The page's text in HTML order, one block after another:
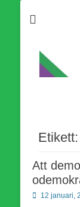
Etikett:
Att
Publicerad
12 januari,